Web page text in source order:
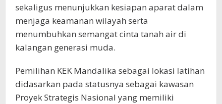
sekaligus menunjukkan kesiapan aparat dalam
menjaga keamanan wilayah serta
menumbuhkan semangat cinta tanah air di
kalangan generasi muda.
Pemilihan KEK Mandalika sebagai lokasi latihan
didasarkan pada statusnya sebagai kawasan
Proyek Strategis Nasional yang memiliki